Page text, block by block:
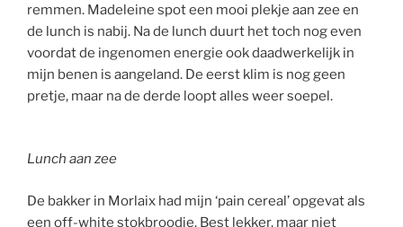
remmen. Madeleine spot een mooi plekje aan zee en
de lunch is nabij. Na de lunch duurt het toch nog even
voordat de ingenomen energie ook daadwerkelijk in
mijn benen is aangeland. De eerst klim is nog geen
pretje, maar na de derde loopt alles weer soepel.
Lunch aan zee
De bakker in Morlaix had mijn ‘pain cereal’ opgevat als
een off-white stokbroodje. Best lekker, maar niet